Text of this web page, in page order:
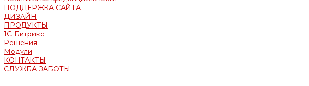
ПОДДЕРЖКА САЙТА
ДИЗАЙН
ПРОДУКТЫ
1С-Битрикс
Решения
Модули
КОНТАКТЫ
СЛУЖБА ЗАБОТЫ